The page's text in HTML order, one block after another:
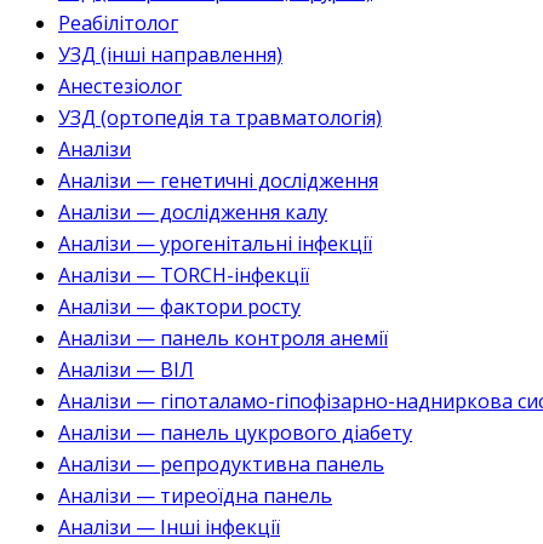
Реабілітолог
УЗД (інші направлення)
Анестезіолог
УЗД (ортопедія та травматологія)
Аналізи
Аналізи — генетичні дослідження
Аналізи — дослідження калу
Аналізи — урогенітальні інфекції
Аналізи — TORCH-інфекції
Аналізи — фактори росту
Аналізи — панель контроля анемії
Аналізи — ВІЛ
Аналізи — гіпоталамо-гіпофізарно-надниркова
Аналізи — панель цукрового діабету
Аналізи — репродуктивна панель
Аналізи — тиреоїдна панель
Аналізи — Інші інфекції